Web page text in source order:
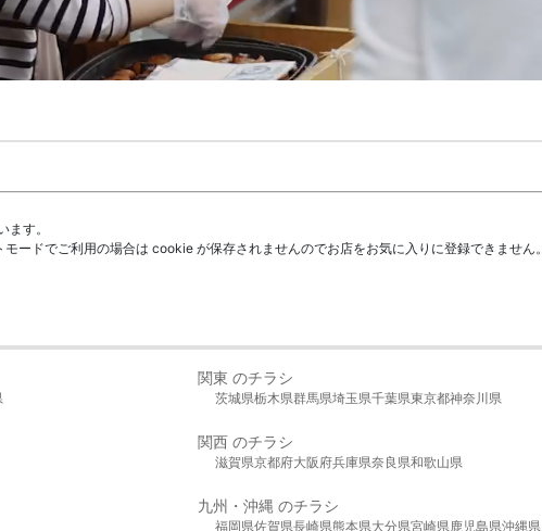
ます。
ードでご利用の場合は cookie が保存されませんのでお店をお気に入りに登録できません。
関東 のチラシ
茨城県栃木県群馬県埼玉県千葉県東京都神奈川県
関西 のチラシ
滋賀県京都府大阪府兵庫県奈良県和歌山県
九州・沖縄 のチラシ
福岡県佐賀県長崎県熊本県大分県宮崎県鹿児島県沖縄県